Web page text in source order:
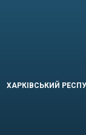
ХАРКІВСЬКИЙ